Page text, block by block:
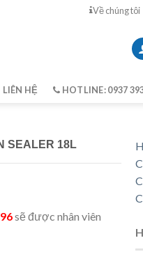
Về chúng tôi
LIÊN HỆ HOTLINE: 0937
SEALER 18L
sẽ được nhân viên